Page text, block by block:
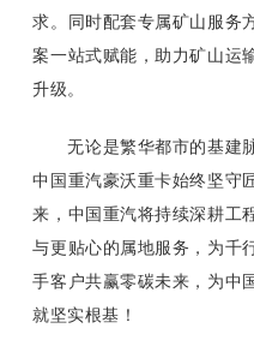
求。同时配套专属矿山服务
案一站式赋能，助力矿山运
升级。
无论是繁华都市的基建脉
中国重汽豪沃重卡始终坚守
来，中国重汽将持续深耕工
与更贴心的属地服务，为千
手客户共赢零碳未来，为中
就坚实根基！